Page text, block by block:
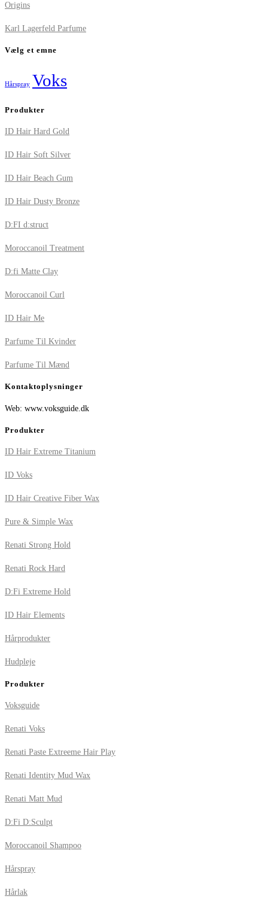
Origins
Karl Lagerfeld Parfume
Vælg et emne
Hårspray Voks
Produkter
ID Hair Hard Gold
ID Hair Soft Silver
ID Hair Beach Gum
ID Hair Dusty Bronze
D:FI d:struct
Moroccanoil Treatment
D:fi Matte Clay
Moroccanoil Curl
ID Hair Me
Parfume Til Kvinder
Parfume Til Mænd
Kontaktoplysninger
Web: www.voksguide.dk
Produkter
ID Hair Extreme Titanium
ID Voks
ID Hair Creative Fiber Wax
Pure & Simple Wax
Renati Strong Hold
Renati Rock Hard
D:Fi Extreme Hold
ID Hair Elements
Hårprodukter
Hudpleje
Produkter
Voksguide
Renati Voks
Renati Paste Extreeme Hair Play
Renati Identity Mud Wax
Renati Matt Mud
D:Fi D:Sculpt
Moroccanoil Shampoo
Hårspray
Hårlak